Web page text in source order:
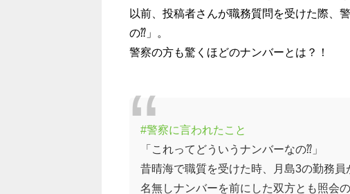
以前、投稿者さんが職務質問を受けた際、
の⁇」。
警察の方も驚くほどのナンバーとは？！
#警察に言われたこと
「これってどういうナンバーなの⁇」
昔晴海で職質を受けた時、月島3の勤務
名無しナンバーを前にした双方とも照会